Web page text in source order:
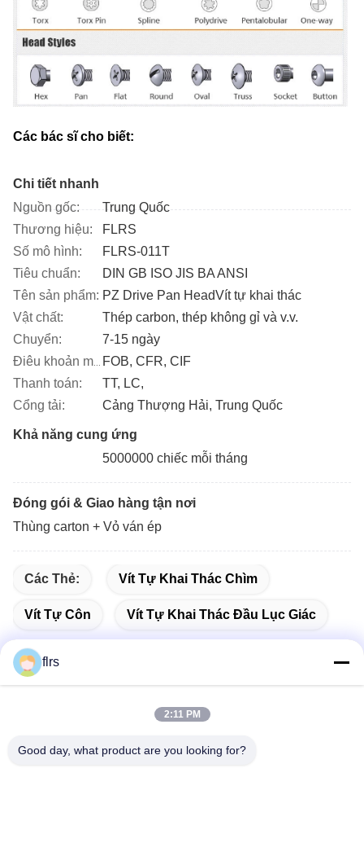
Các bác sĩ cho biết:
Chi tiết nhanh
Nguồn gốc:
Trung Quốc
Thương hiệu:
FLRS
Số mô hình:
FLRS-011T
Tiêu chuẩn:
DIN GB ISO JIS BA ANSI
Tên sản phẩm: PZ Drive Pan HeadVít tự khai thác
Vật chất:
Thép carbon, thép không gỉ và v.v.
Chuyển:
7-15 ngày
FOB, CFR, CIF
Thanh toán:
TT, LC,
Cổng tải:
Cảng Thượng Hải, Trung Quốc
Khả năng cung ứng
5000000 chiếc mỗi tháng
Đóng gói & Giao hàng tận nơi
Thùng carton + Vỏ ván ép
Các Thẻ: Vít Tự Khai Thác Chìm
Vít Tự Côn Vít Tự Khai Thác Đầu Lục Giác
Địa chỉ
flrs
2:11 PM
Good day, what product are you looking for?